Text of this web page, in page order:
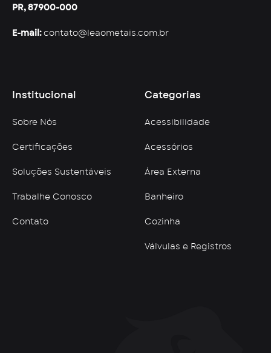
PR, 87900-000
E-mail: contato@leaometais.com.br
Institucional
Sobre Nós
Certificações
Soluções Sustentáveis
Trabalhe Conosco
Contato
Categorias
Acessibilidade
Acessórios
Área Externa
Banheiro
Cozinha
Válvulas e Registros